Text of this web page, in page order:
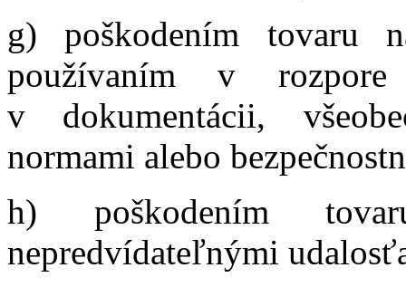
g) poškodením tovaru
používaním v
v dokumentácii,
normami alebo
h) poškodením
nepredvídateľnými